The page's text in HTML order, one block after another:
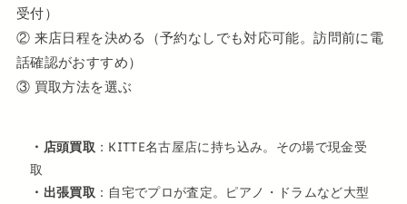
受付）
② 来店日程を決める（予約なしでも対応可能。訪問前に電
話確認がおすすめ）
③ 買取方法を選ぶ
・店頭買取 ：KITTE名古屋店に持ち込み。その場で現金受
取
・出張買取 ：自宅でプロが査定。ピアノ・ドラムなど大型